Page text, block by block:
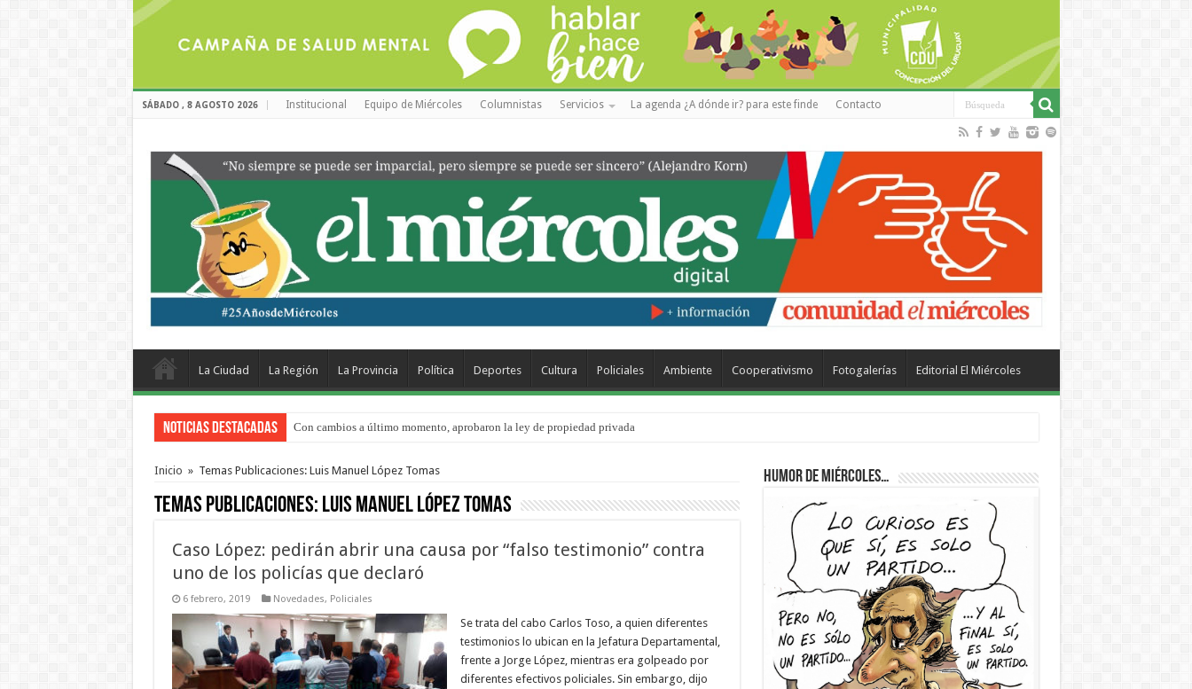
SÁBADO , 8 AGOSTO 2026 Institucional Equipo de Miércoles Columnistas Servicios La agenda ¿A dónde ir? para este finde Contacto
La Ciudad La Región La Provincia Política Deportes Cultura Policiales Ambiente Cooperativismo Fotogalerías Editorial El Miércoles
Noticias Destacadas Con cambios a último momento, aprobaron la ley de propiedad privada
Adopción en Entre Ríos: el 35% de los 90 niños, niñas y adolescentes que esperan una familia tiene CUD
Inicio » Temas Publicaciones: Luis Manuel López Tomas
Temas Publicaciones: Luis Manuel López Tomas
Caso López: pedirán abrir una causa por “falso testimonio” contra
uno de los policías que declaró
6 febrero, 2019 Novedades, Policiales
Se trata del cabo Carlos Toso, a quien diferentes
testimonios lo ubican en la Jefatura Departamental,
frente a Jorge López, mientras era golpeado por
diferentes efectivos policiales. Sin embargo, dijo
Humor de Miércoles…